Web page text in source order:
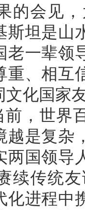
的会见
斯坦是山
老一辈领
重、相互
文化国家
前，世界
越是复杂
两国领导
续传统
化进程中